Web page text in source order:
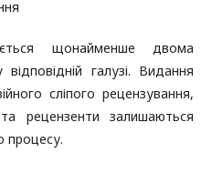
щонайменше двома
галузі. Видання
сліпого рецензування,
рецензенти залишаються
процесу.